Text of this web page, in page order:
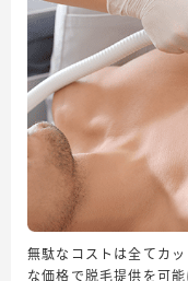
無駄なコストは全てカ
な価格で脱毛提供を可